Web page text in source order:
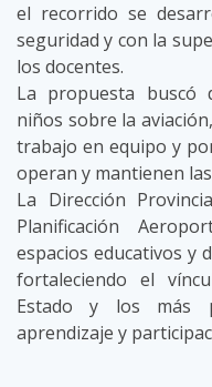
el recorrido se
seguridad y con la
los docentes.
La propuesta buscó
niños sobre la
trabajo en equipo y
operan y mantienen
La Dirección
Planificación
espacios educativos y
fortaleciendo el
Estado y los más
aprendizaje y